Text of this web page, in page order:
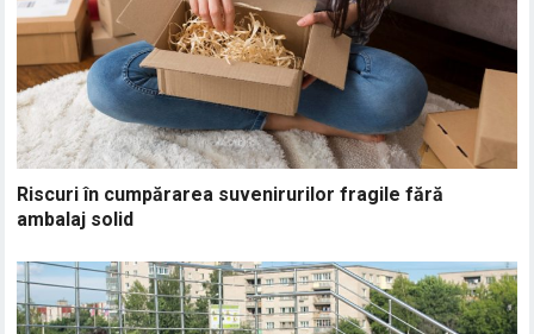
Riscuri în cumpărarea suvenirurilor fragile fără
ambalaj solid